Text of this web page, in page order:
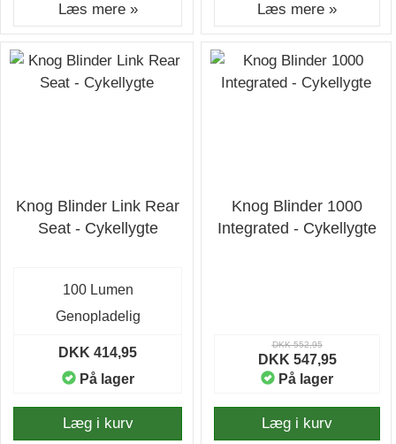
Læs mere » Læs mere »
Knog Blinder Link Rear
Seat - Cykellygte
100 Lumen
Genopladelig
DKK 414,95
På lager
Læg i kurv
Knog Blinder 1000
Integrated - Cykellygte
DKK 552,95
DKK 547,95
På lager
Læg i kurv